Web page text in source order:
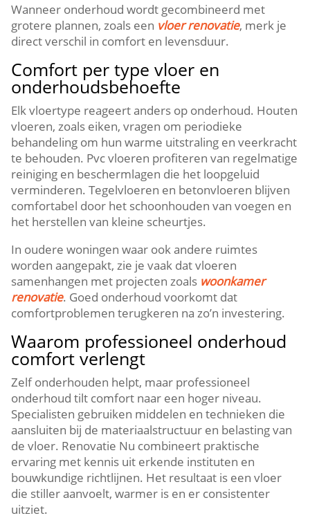
Wanneer onderhoud wordt gecombineerd met
grotere plannen, zoals een vloer renovatie, merk je
direct verschil in comfort en levensduur.​
Comfort per type vloer en
onderhoudsbehoefte
Elk vloertype reageert anders op onderhoud.​ Houten
vloeren, zoals eiken, vragen om periodieke
behandeling om hun warme uitstraling en veerkracht
te behouden.​ Pvc vloeren profiteren van regelmatige
reiniging en beschermlagen die het loopgeluid
verminderen.​ Tegelvloeren en betonvloeren blijven
comfortabel door het schoonhouden van voegen en
het herstellen van kleine scheurtjes.​
In oudere woningen waar ook andere ruimtes
worden aangepakt, zie je vaak dat vloeren
samenhangen met projecten zoals woonkamer
renovatie.​ Goed onderhoud voorkomt dat
comfortproblemen terugkeren na zo’n investering.​
Waarom professioneel onderhoud
comfort verlengt
Zelf onderhouden helpt, maar professioneel
onderhoud tilt comfort naar een hoger niveau.​
Specialisten gebruiken middelen en technieken die
aansluiten bij de materiaalstructuur en belasting van
de vloer.​ Renovatie Nu combineert praktische
ervaring met kennis uit erkende instituten en
bouwkundige richtlijnen.​ Het resultaat is een vloer
die stiller aanvoelt, warmer is en er consistenter
uitziet.​